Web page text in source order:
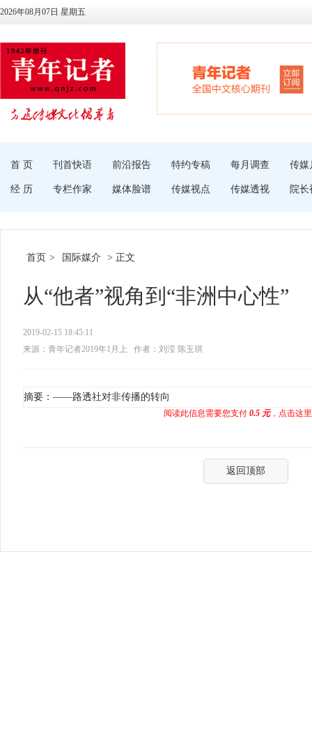
2026年08月07日 星期五
首 页 刊首快语 前沿报告 特约专稿 每月调查 传媒
经 历 专栏作家 媒体脸谱 传媒视点 传媒透视 院长
首页 > 国际媒介 > 正文
从“他者”视角到“非洲中心性”
2019-02-15 18:45:11
来源：青年记者2019年1月上
作者：刘滢 陈玉琪
摘要：——路透社对非传播的转向
阅读此信息需要您支付 0.5 元，点击这
返回顶部